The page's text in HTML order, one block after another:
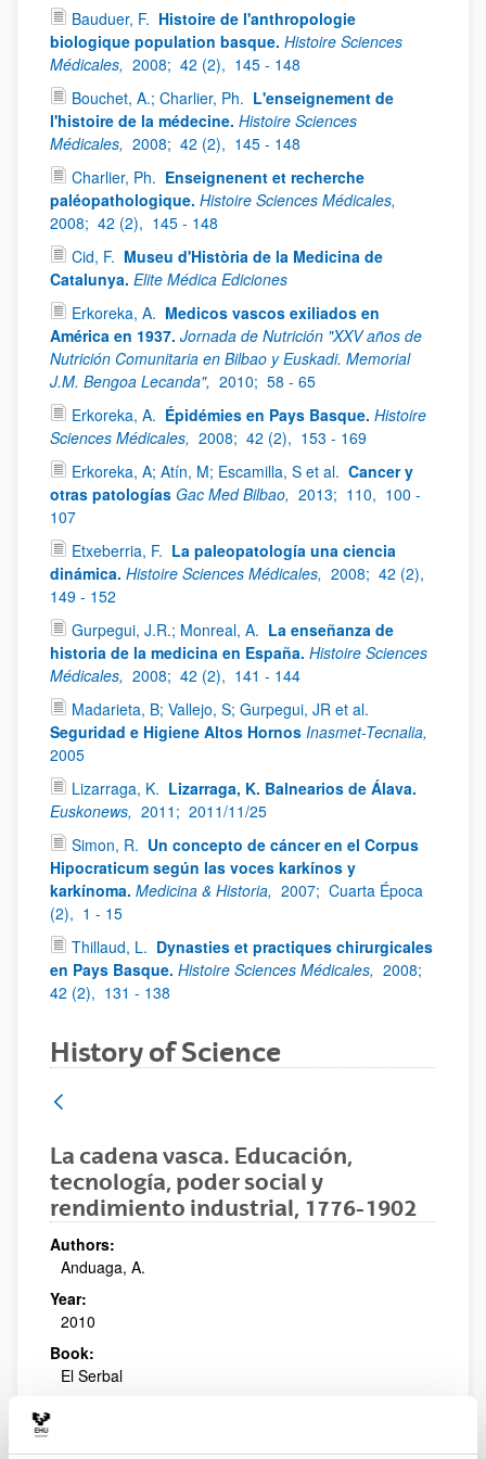
Bauduer, F. Histoire de l'anthropologie
biologique population basque. Histoire Sciences
Médicales, 2008; 42 (2), 145 - 148
Bouchet, A.; Charlier, Ph. L'enseignement de
l'histoire de la médecine. Histoire Sciences
Médicales, 2008; 42 (2), 145 - 148
Charlier, Ph. Enseignenent et recherche
paléopathologique. Histoire Sciences Médicales,
2008; 42 (2), 145 - 148
Cid, F. Museu d'Història de la Medicina de
Catalunya. Elite Médica Ediciones
Erkoreka, A. Medicos vascos exiliados en
América en 1937. Jornada de Nutrición "XXV años de
Nutrición Comunitaria en Bilbao y Euskadi. Memorial
J.M. Bengoa Lecanda", 2010; 58 - 65
Erkoreka, A. Épidémies en Pays Basque. Histoire
Sciences Médicales, 2008; 42 (2), 153 - 169
Erkoreka, A; Atín, M; Escamilla, S et al. Cancer y
otras patologías Gac Med Bilbao, 2013; 110, 100 -
107
Etxeberria, F. La paleopatología una ciencia
dinámica. Histoire Sciences Médicales, 2008; 42 (2),
149 - 152
Gurpegui, J.R.; Monreal, A. La enseñanza de
historia de la medicina en España. Histoire Sciences
Médicales, 2008; 42 (2), 141 - 144
Madarieta, B; Vallejo, S; Gurpegui, JR et al.
Seguridad e Higiene Altos Hornos Inasmet-Tecnalia,
2005
Lizarraga, K. Lizarraga, K. Balnearios de Álava.
Euskonews, 2011; 2011/11/25
Simon, R. Un concepto de cáncer en el Corpus
Hipocraticum según las voces karkínos y
karkínoma. Medicina & Historia, 2007; Cuarta Época
(2), 1 - 15
Thillaud, L. Dynasties et practiques chirurgicales
en Pays Basque. Histoire Sciences Médicales, 2008;
42 (2), 131 - 138
History of Science
La cadena vasca. Educación,
tecnología, poder social y
rendimiento industrial, 1776-1902
Authors:
Anduaga, A.
Year:
2010
Book:
El Serbal
More information